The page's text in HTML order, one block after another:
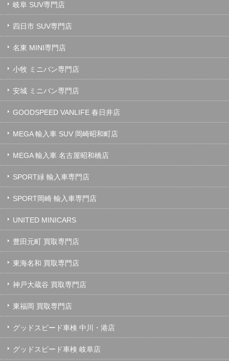
岐阜 SUV専門店
四日市 SUV専門店
名東 MINI専門店
小牧 ミニバン専門店
安城 ミニバン専門店
GOODSPEED VANLIFE 春日井店
MEGA 輸入車 SUV 岡崎昭和町店
MEGA 輸入車 名古屋昭和橋店
SPORT緑 輸入車専門店
SPORT岡崎 輸入車専門店
UNITED MINICARS
豊田元町 買取専門店
東海名和 買取専門店
神戸大蔵谷 買取専門店
東福岡 買取専門店
グッドスピード車検 中川・港店
グッドスピード車検 岐阜店